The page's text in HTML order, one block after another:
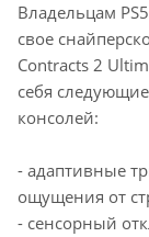
Владельцам
свое
Contracts 2
себя
консолей:
- адаптивные
ощущения от
- сенсорный